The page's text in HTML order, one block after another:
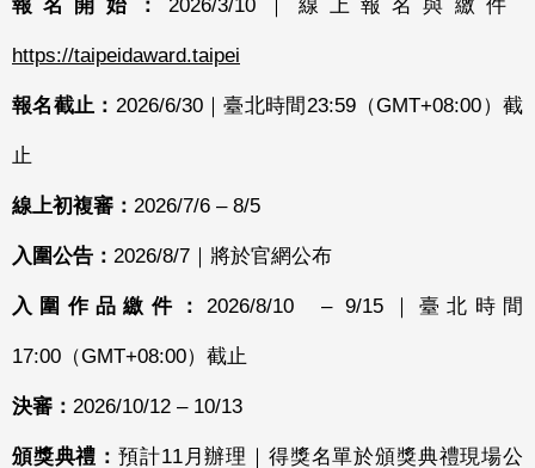
報名開始：2026/3/10｜線上報名與繳件
https://taipeidaward.taipei
報名截止： 2026/6/30｜臺北時間23:59（GMT+08:00）截
止
線上初複審： 2026/7/6 – 8/5
入圍公告： 2026/8/7｜將於官網公布
入圍作品繳件：2026/8/10 – 9/15｜臺北時間
17:00（GMT+08:00）截止
決審： 2026/10/12 – 10/13
頒獎典禮：預計11月辦理｜得獎名單於頒獎典禮現場公